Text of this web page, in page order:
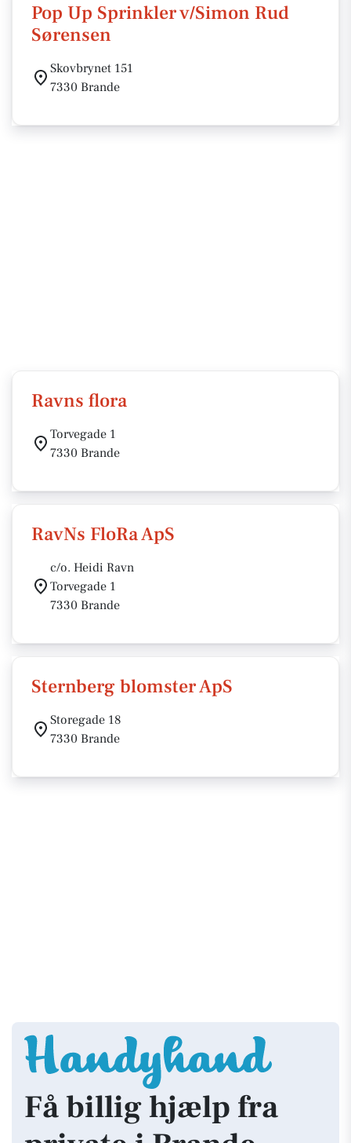
Pop Up Sprinkler v/Simon Rud
Sørensen
Skovbrynet 151
7330 Brande
Ravns flora
Torvegade 1
7330 Brande
RavNs FloRa ApS
c/o. Heidi Ravn
Torvegade 1
7330 Brande
Sternberg blomster ApS
Storegade 18
7330 Brande
Få billig hjælp fra